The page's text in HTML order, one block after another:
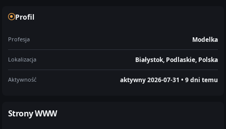
Profil
Profesja Modelka
Lokalizacja Białystok, Podlaskie, Polska
Aktywność aktywny 2026-07-31 • 9 dni temu
Strony WWW